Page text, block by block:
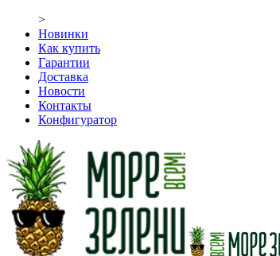
>
Новинки
Как купить
Гарантии
Доставка
Новости
Контакты
Конфигуратор